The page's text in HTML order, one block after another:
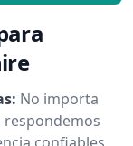
No importa
respondemos